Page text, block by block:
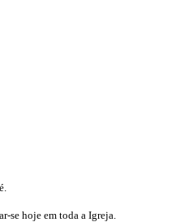
se hoje em toda a Igreja.